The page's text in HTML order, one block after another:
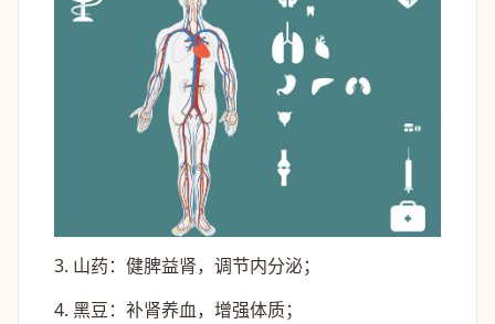
3. 山药：健脾益肾，调节内分泌；
4. 黑豆：补肾养血，增强体质；